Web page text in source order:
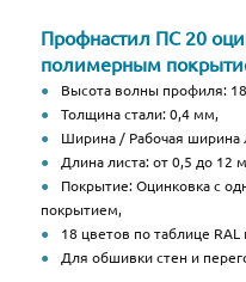
Профнастил ПС 20
полимерным
Высота волны профиля:
Толщина стали: 0,4 мм,
Ширина / Рабочая
Длина листа: от 0,5 до 12
Покрытие: Оцинковка с
покрытием,
18 цветов по таблице
Для обшивки стен и